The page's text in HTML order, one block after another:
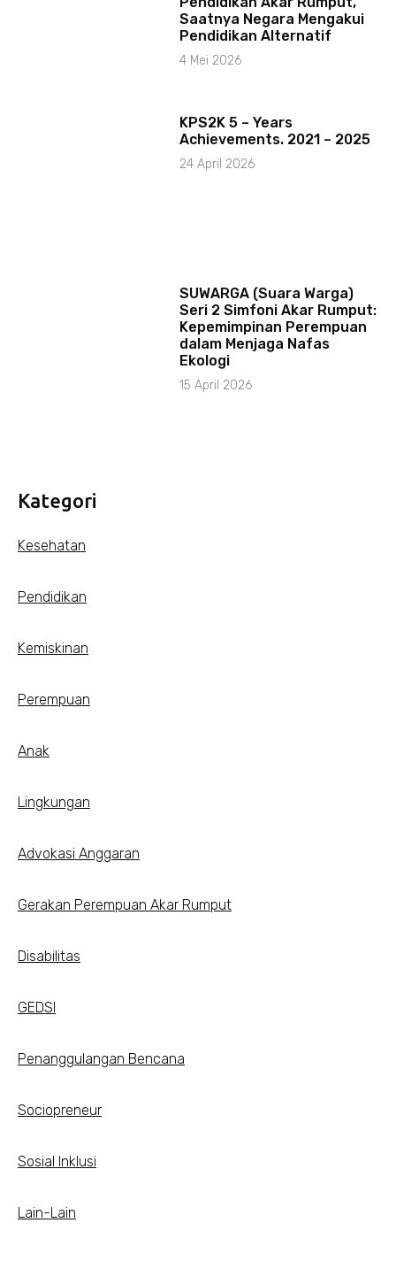
Saatnya Negara Mengakui
Pendidikan Alternatif
4 Mei 2026
KPS2K 5 – Years
Achievements. 2021 – 2025
24 April 2026
SUWARGA (Suara Warga)
Seri 2 Simfoni Akar Rumput:
Kepemimpinan Perempuan
dalam Menjaga Nafas
Ekologi
15 April 2026
Kategori
Kesehatan
Pendidikan
Kemiskinan
Perempuan
Anak
Lingkungan
Advokasi Anggaran
Gerakan Perempuan Akar Rumput
Disabilitas
GEDSI
Penanggulangan Bencana
Sociopreneur
Sosial Inklusi
Lain-Lain